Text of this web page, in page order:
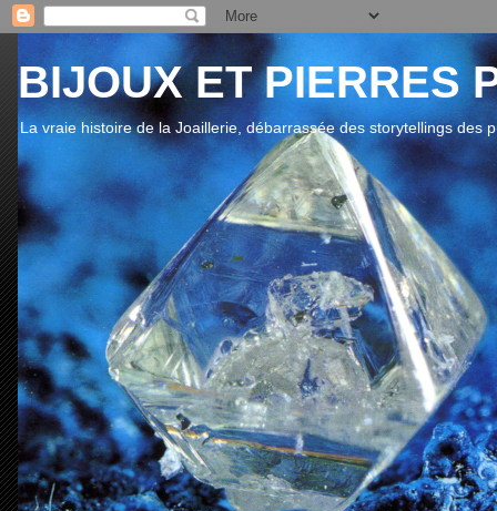
BIJOUX ET PIERRES
La vraie histoire de la Joaillerie, débarrassée des storytellings des